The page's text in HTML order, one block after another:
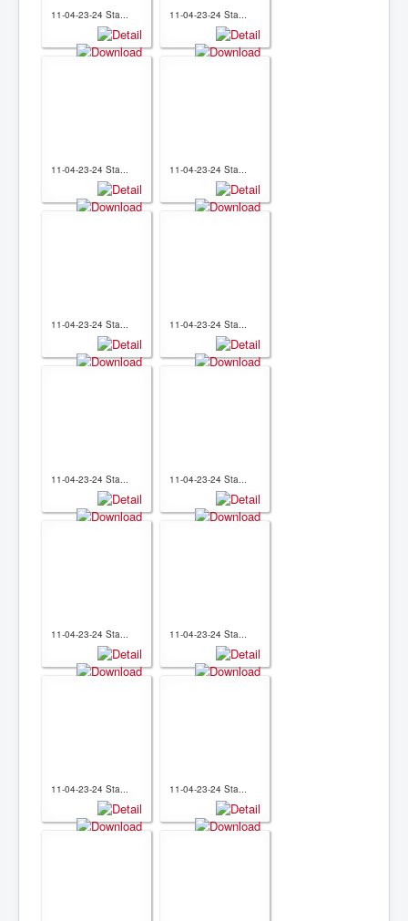
11-04-23-24 Sta... 11-04-23-24 Sta...
11-04-23-24 Sta... 11-04-23-24 Sta...
11-04-23-24 Sta... 11-04-23-24 Sta...
11-04-23-24 Sta... 11-04-23-24 Sta...
11-04-23-24 Sta... 11-04-23-24 Sta...
11-04-23-24 Sta... 11-04-23-24 Sta...